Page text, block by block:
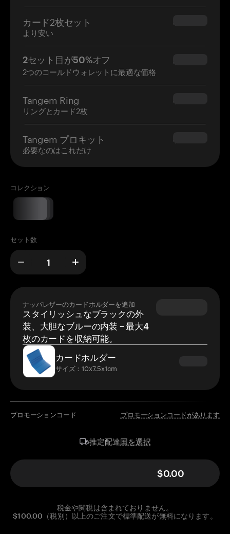
カード2枚セット
より安い
$54.90
2セット目が50%オフ
2つのコールドウォレットに最適な価格
$34.95
Tangem Ring
リングとカード2枚
$160.00
Tangem プロキット
必要なのはこれだけ
$180.00
コレクション
セット数
ナッパレザーのカードホルダーを追加
スタイリッシュなブラックの外
装、大胆なブルーの内装 – 最大4
枚のカードを収納可能。
カードホルダー
サイズ：10x7.5x1cm
プロモーションコード プロモーションコードがあります
推定配達国を選択
$0.00
税金や関税は含まれておりません。
$100.00（税別）以上のご注文で標準配送が無料になります。